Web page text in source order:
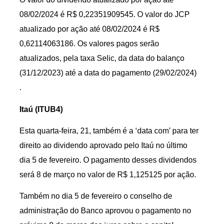
08/02/2024 é R$ 0,22351909545. O valor do JCP
atualizado por ação até 08/02/2024 é R$
0,62114063186. Os valores pagos serão
atualizados, pela taxa Selic, da data do balanço
(31/12/2023) até a data do pagamento (29/02/2024)
.
Itaú (ITUB4)
Esta quarta-feira, 21, também é a ‘data com’ para ter
direito ao dividendo aprovado pelo Itaú no último
dia 5 de fevereiro. O pagamento desses dividendos
será 8 de março no valor de R$ 1,125125 por ação.
Também no dia 5 de fevereiro o conselho de
administração do Banco aprovou o pagamento no